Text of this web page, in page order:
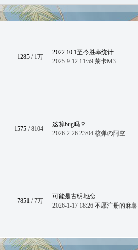
1285 / 1万
2022.10.1至今胜率统计
2025-9-12 11:59 莱卡M3
1575 / 8104
这算bug吗？
2026-2-26 23:04 核弹の阿空
7851 /7万
可能是古明地恋
2026-1-17 18:26 不愿注册的麻薯